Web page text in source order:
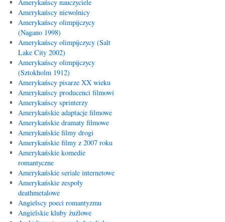
Amerykańscy nauczyciele
Amerykańscy niewolnicy
Amerykańscy olimpijczycy
(Nagano 1998)
Amerykańscy olimpijczycy (Salt
Lake City 2002)
Amerykańscy olimpijczycy
(Sztokholm 1912)
Amerykańscy pisarze XX wieku
Amerykańscy producenci filmowi
Amerykańscy sprinterzy
Amerykańskie adaptacje filmowe
Amerykańskie dramaty filmowe
Amerykańskie filmy drogi
Amerykańskie filmy z 2007 roku
Amerykańskie komedie
romantyczne
Amerykańskie seriale internetowe
Amerykańskie zespoły
deathmetalowe
Angielscy poeci romantyzmu
Angielskie kluby żużlowe